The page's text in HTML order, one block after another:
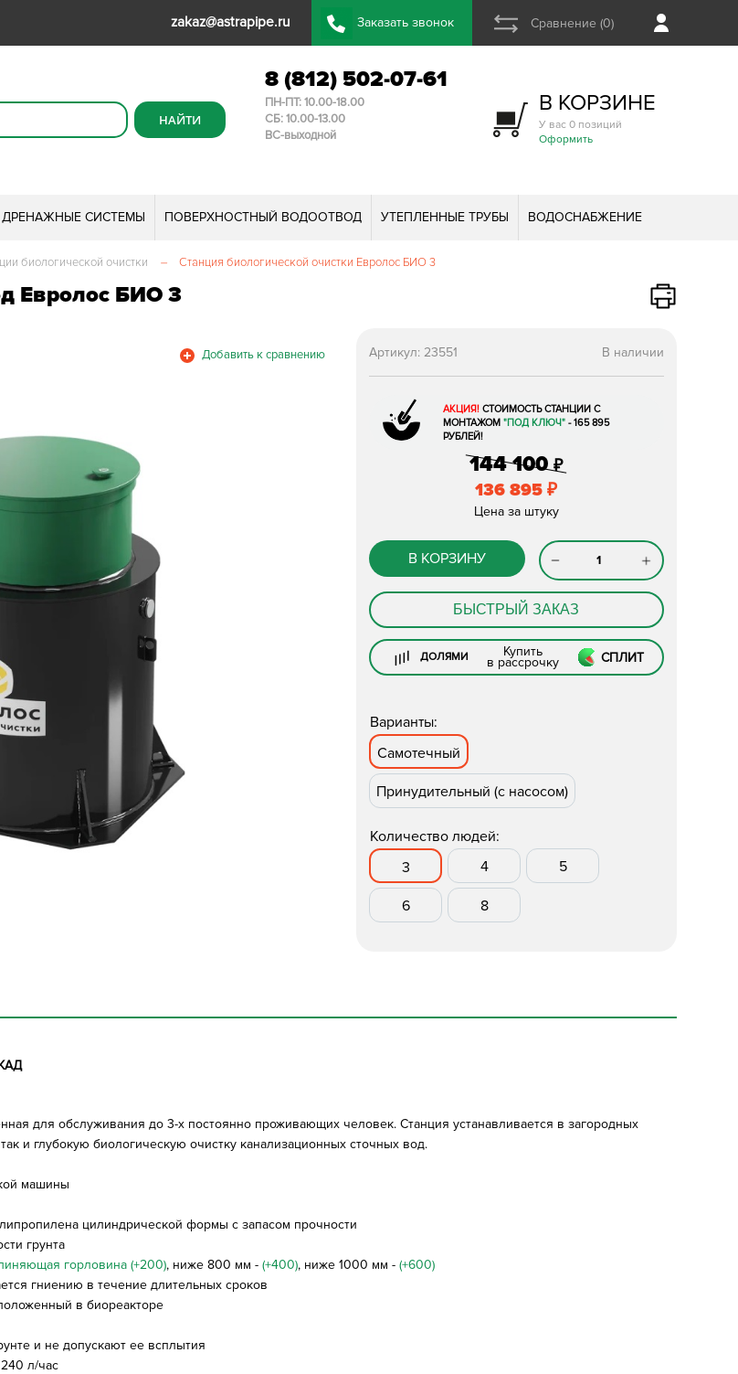
zakaz@astrapipe.ru Заказать звонок Сравнение (0)
8 (812) 502-07-61
ПН-ПТ: 10.00-18.00
СБ: 10.00-13.00
ВС-выходной
В КОРЗИНЕ
У вас 0 позиций
Оформить
ДРЕНАЖНЫЕ СИСТЕМЫ ПОВЕРХНОСТНЫЙ ВОДООТВОД УТЕПЛЕННЫЕ ТРУБЫ ВОДОСНАБЖЕНИЕ
биологической очистки – Станция биологической очистки Евролос БИО 3
Евролос БИО 3
В наличии
Артикул:23551
АКЦИЯ! СТОИМОСТЬ СТАНЦИИ С
МОНТАЖОМ "ПОД КЛЮЧ"- 165 895
РУБЛЕЙ!
144 100₽
136 895₽
Цена за штуку
В КОРЗИНУ
БЫСТРЫЙ ЗАКАЗ
ДОЛЯМИ Купить
в рассрочку СПЛИТ
Варианты:
Самотечный
Принудительный (с насосом)
Количество людей:
3
4 5
6 8
Д
для обслуживания до 3-х постоянно проживающих человек. Станция устанавливается в загородных
и глубокую биологическую очистку канализационных сточных вод.
машины
цилиндрической формы с запасом прочности
грунта
горловина (+200), ниже 800 мм -(+400), ниже 1000 мм -(+600)
гниению в течение длительных сроков
в биореакторе
и не допускают ее всплытия
л/час